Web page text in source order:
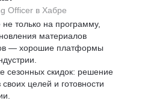
Officer в Хабре
только на программу,
материалов
— хорошие платформы
сезонных скидок: решение
целей и готовности